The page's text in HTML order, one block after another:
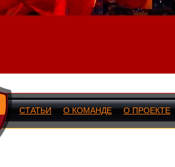
СТАТЬИ О КОМАНДЕ О ПРОЕКТЕ